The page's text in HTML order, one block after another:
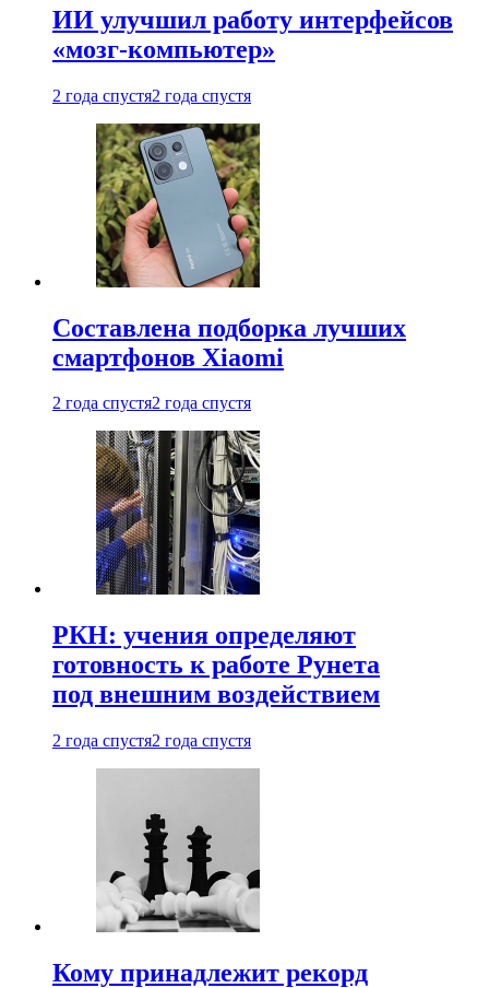
ИИ улучшил работу интерфейсов
«мозг-компьютер»
2 года спустя2 года спустя
Составлена подборка лучших
смартфонов Xiaomi
2 года спустя2 года спустя
РКН: учения определяют
готовность к работе Рунета
под внешним воздействием
2 года спустя2 года спустя
Кому принадлежит рекорд